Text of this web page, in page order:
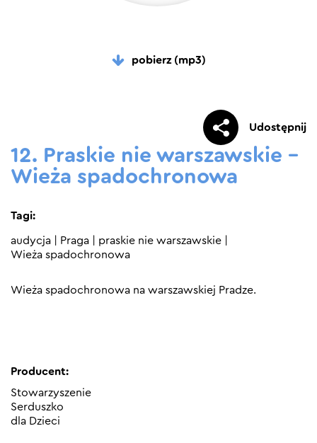
pobierz (mp3)
Udostępnij
12. Praskie nie warszawskie –
Wieża spadochronowa
Tagi:
audycja Praga praskie nie warszawskie
Wieża spadochronowa
Wieża spadochronowa na warszawskiej Pradze.
Producent:
Stowarzyszenie
Serduszko
dla Dzieci